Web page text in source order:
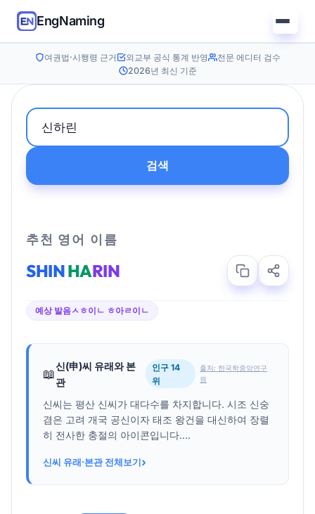
EngNaming
여권법·시행령 근거 외교부 공식 통계 반영
전문 에디터 검수
2026년 최신 기준
검색
추천 영어 이름
SHINHARIN
예상 발음ㅅㅎ이ㄴ ㅎ아ㄹ이ㄴ
📖
신(申)씨 유래와 본
관
인구 14
위
출처: 한국학중앙연구
원
신씨는 평산 신씨가 대다수를 차지합니다. 시조 신숭
겸은 고려 개국 공신이자 태조 왕건을 대신하여 장렬
히 전사한 충절의 아이콘입니다....
신씨 유래·본관 전체보기›